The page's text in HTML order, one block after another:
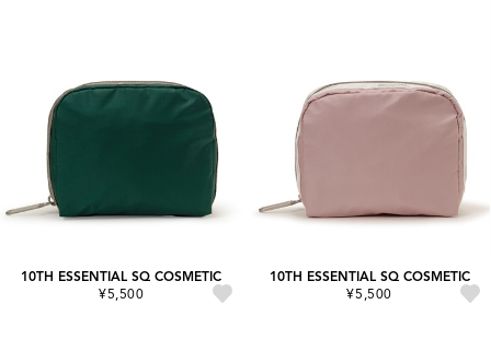
10TH ESSENTIAL SQ COSMETIC
¥5,500
10TH ESSENTIAL SQ COSMETIC
¥5,500